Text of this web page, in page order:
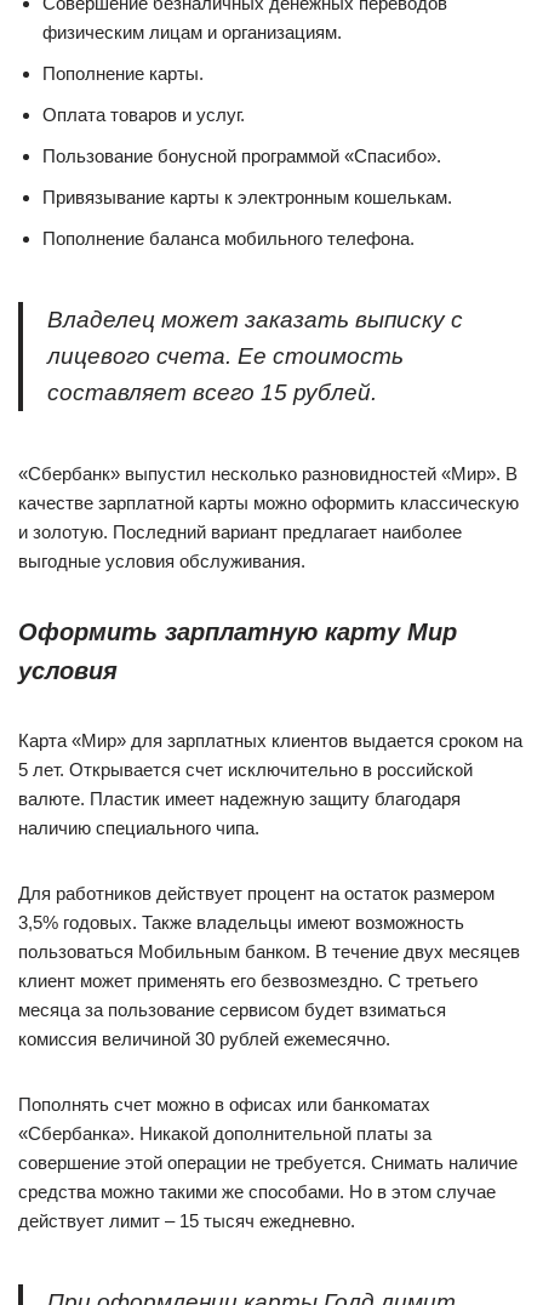
физическим лицам и организациям.
Пополнение карты.
Оплата товаров и услуг.
Пользование бонусной программой «Спасибо».
Привязывание карты к электронным кошелькам.
Пополнение баланса мобильного телефона.
Владелец может заказать выписку с
лицевого счета. Ее стоимость
составляет всего 15 рублей.
«Сбербанк» выпустил несколько разновидностей «Мир». В
качестве зарплатной карты можно оформить классическую
и золотую. Последний вариант предлагает наиболее
выгодные условия обслуживания.
Оформить зарплатную карту Мир
условия
Карта «Мир» для зарплатных клиентов выдается сроком на
5 лет. Открывается счет исключительно в российской
валюте. Пластик имеет надежную защиту благодаря
наличию специального чипа.
Для работников действует процент на остаток размером
3,5% годовых. Также владельцы имеют возможность
пользоваться Мобильным банком. В течение двух месяцев
клиент может применять его безвозмездно. С третьего
месяца за пользование сервисом будет взиматься
комиссия величиной 30 рублей ежемесячно.
Пополнять счет можно в офисах или банкоматах
«Сбербанка». Никакой дополнительной платы за
совершение этой операции не требуется. Снимать наличие
средства можно такими же способами. Но в этом случае
действует лимит – 15 тысяч ежедневно.